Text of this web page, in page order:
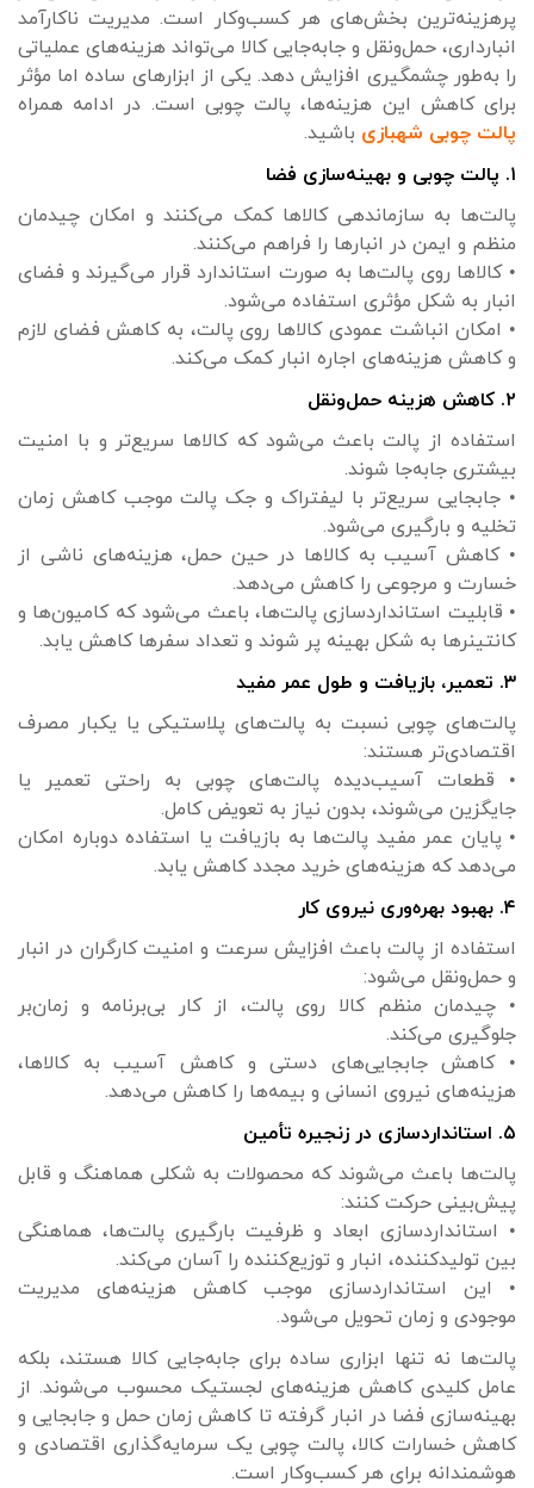
پرهزینه‌ترین بخش‌های هر کسب‌وکار است. مدیریت ناکارآمد
انبارداری، حمل‌ونقل و جابه‌جایی کالا می‌تواند هزینه‌های عملیاتی
را به‌طور چشمگیری افزایش دهد. یکی از ابزارهای ساده اما مؤثر
برای کاهش این هزینه‌ها، پالت چوبی است. در ادامه همراه
پالت چوبی شهبازی باشید.
۱. پالت چوبی و بهینه‌سازی فضا
پالت‌ها به سازماندهی کالاها کمک می‌کنند و امکان چیدمان
منظم و ایمن در انبارها را فراهم می‌کنند.
• کالاها روی پالت‌ها به صورت استاندارد قرار می‌گیرند و فضای
انبار به شکل مؤثری استفاده می‌شود.
• امکان انباشت عمودی کالاها روی پالت، به کاهش فضای لازم
و کاهش هزینه‌های اجاره انبار کمک می‌کند.
۲. کاهش هزینه حمل‌ونقل
استفاده از پالت باعث می‌شود که کالاها سریع‌تر و با امنیت
بیشتری جابه‌جا شوند.
• جابجایی سریع‌تر با لیفتراک و جک پالت موجب کاهش زمان
تخلیه و بارگیری می‌شود.
• کاهش آسیب به کالاها در حین حمل، هزینه‌های ناشی از
خسارت و مرجوعی را کاهش می‌دهد.
• قابلیت استانداردسازی پالت‌ها، باعث می‌شود که کامیون‌ها و
کانتینرها به شکل بهینه پر شوند و تعداد سفرها کاهش یابد.
۳. تعمیر، بازیافت و طول عمر مفید
پالت‌های چوبی نسبت به پالت‌های پلاستیکی یا یکبار مصرف
اقتصادی‌تر هستند:
• قطعات آسیب‌دیده پالت‌های چوبی به راحتی تعمیر یا
جایگزین می‌شوند، بدون نیاز به تعویض کامل.
• پایان عمر مفید پالت‌ها به بازیافت یا استفاده دوباره امکان
می‌دهد که هزینه‌های خرید مجدد کاهش یابد.
۴. بهبود بهره‌وری نیروی کار
استفاده از پالت باعث افزایش سرعت و امنیت کارگران در انبار
و حمل‌ونقل می‌شود:
• چیدمان منظم کالا روی پالت، از کار بی‌برنامه و زمان‌بر
جلوگیری می‌کند.
• کاهش جابجایی‌های دستی و کاهش آسیب به کالاها،
هزینه‌های نیروی انسانی و بیمه‌ها را کاهش می‌دهد.
۵. استانداردسازی در زنجیره تأمین
پالت‌ها باعث می‌شوند که محصولات به شکلی هماهنگ و قابل
پیش‌بینی حرکت کنند:
• استانداردسازی ابعاد و ظرفیت بارگیری پالت‌ها، هماهنگی
بین تولیدکننده، انبار و توزیع‌کننده را آسان می‌کند.
• این استانداردسازی موجب کاهش هزینه‌های مدیریت
موجودی و زمان تحویل می‌شود.
پالت‌ها نه تنها ابزاری ساده برای جابه‌جایی کالا هستند، بلکه
عامل کلیدی کاهش هزینه‌های لجستیک محسوب می‌شوند. از
بهینه‌سازی فضا در انبار گرفته تا کاهش زمان حمل و جابجایی و
کاهش خسارات کالا، پالت چوبی یک سرمایه‌گذاری اقتصادی و
هوشمندانه برای هر کسب‌وکار است.